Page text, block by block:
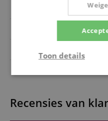
Recensies van
Toon details
Strikt